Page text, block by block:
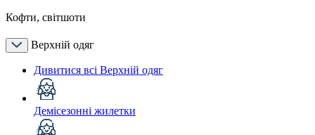
Кофти, світшоти
Верхній одяг
Дивитися всі Верхній одяг
Демісезонні жилетки